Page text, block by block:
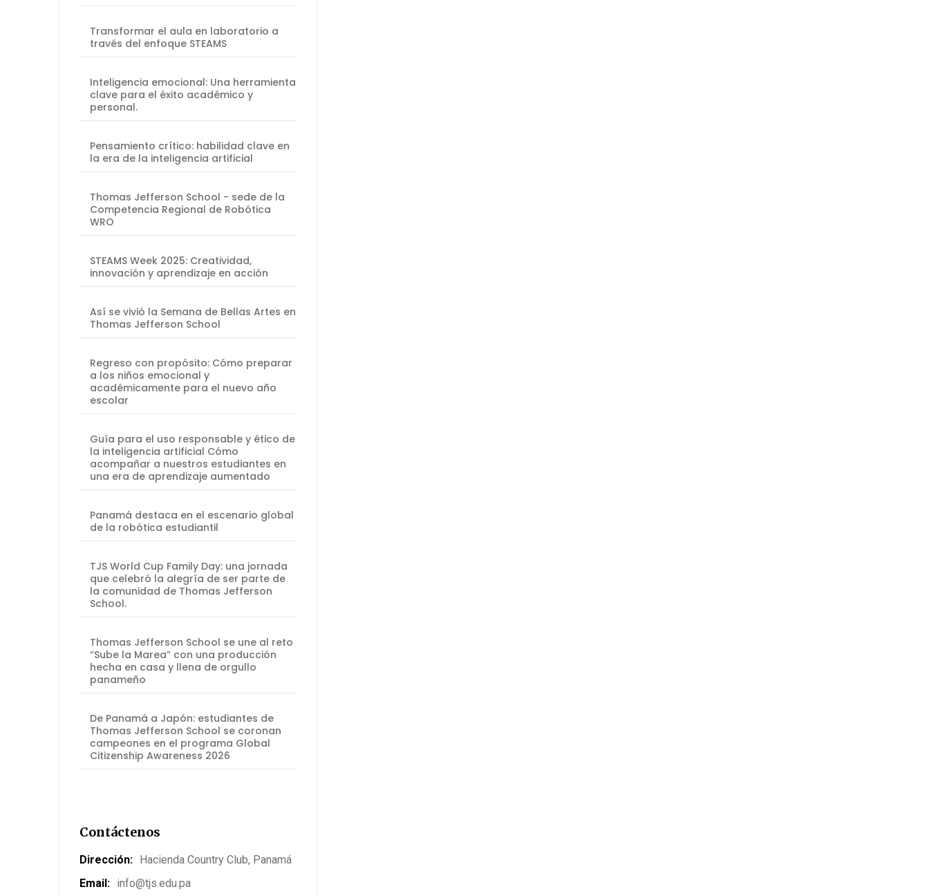
Transformar el aula en laboratorio a
través del enfoque STEAMS
Inteligencia emocional: Una herramienta
clave para el éxito académico y
personal.
Pensamiento crítico: habilidad clave en
la era de la inteligencia artificial
Thomas Jefferson School - sede de la
Competencia Regional de Robótica
WRO
STEAMS Week 2025: Creatividad,
innovación y aprendizaje en acción
Así se vivió la Semana de Bellas Artes en
Thomas Jefferson School
Regreso con propósito: Cómo preparar
a los niños emocional y
académicamente para el nuevo año
escolar
Guía para el uso responsable y ético de
la inteligencia artificial Cómo
acompañar a nuestros estudiantes en
una era de aprendizaje aumentado
Panamá destaca en el escenario global
de la robótica estudiantil
TJS World Cup Family Day: una jornada
que celebró la alegría de ser parte de
la comunidad de Thomas Jefferson
School.
Thomas Jefferson School se une al reto
“Sube la Marea” con una producción
hecha en casa y llena de orgullo
panameño
De Panamá a Japón: estudiantes de
Thomas Jefferson School se coronan
campeones en el programa Global
Citizenship Awareness 2026
Contáctenos
Dirección: Hacienda Country Club, Panamá
Email: info@tjs.edu.pa